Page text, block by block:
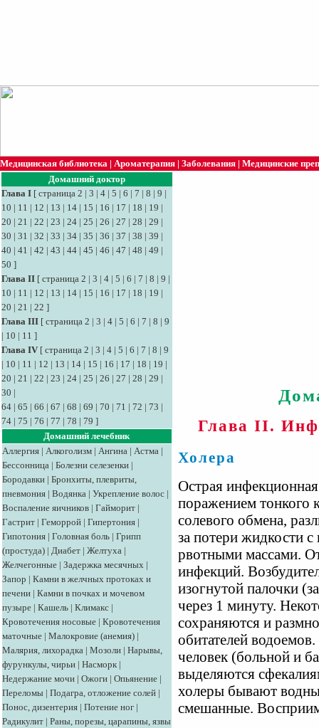
Медицинская библиотека | Ароматерапия | Заболевания | Медицинские
Домашний доктор
Глава I [ страница 2 | 3 | 4 | 5 | 6 | 7 | 8 | 9 |
10 | 11 | 12 | 13 | 14 | 15 | 16 | 17 | 18 | 19 |
20 | 21 | 22 | 23 | 24 | 25 | 26 | 27 | 28 | 29 |
30 | 31 | 32 | 33 | 34 | 35 | 36 | 37 | 38 | 39 |
40 | 41 | 42 | 43 | 44 | 45 | 46 | 47 | 48 | 49 |
50 ]
Глава II [ страница 2 | 3 | 4 | 5 | 6 | 7 | 8 | 9 |
10 | 11 | 12 | 13 | 14 | 15 | 16 | 17 | 18 | 19 |
20 | 21 | 22 ]
Глава III [ страница 2 | 3 | 4 | 5 | 6 | 7 | 8 | 9
| 10 | 11 ]
Глава IV [ страница 2 | 3 | 4 | 5 | 6 | 7 | 8 | 9
| 10 | 11 | 12 | 13 | 14 | 15 | 16 | 17 | 18 | 19 |
20 | 21 | 22 | 23 | 24 | 25 | 26 | 27 | 28 | 29 |
30 |
64 | 65 | 66 | 67 | 68 | 69 | 70 | 71 | 72 | 73 |
74 | 75 | 76 | 77 | 78 | 79 ]
Домашний лечебник
Аллергия | Алкоголизм | Ангина | Астма |
Бессонница | Болезни селезенки |
Бородавки | Бронхиты, плевриты,
пневмония | Водянка | Укрепление волос |
Воспаление яичников | Гайморит |
Гастрит | Геморрой | Гипертония |
Гипотония | Головная боль | Грипп
(простуда) | Диабет | Желтуха |
Желчегонные | Задержка месячных |
Запор | Камни в желчных протоках и
печени | Камни в почках и мочевом
пузыре | Кашель | Климакс |
Кровотечения носовые | Кровотечения
маточные | Малокровие (анемия) |
Малярия, лихорадка | Мозоли | Нарывы,
фурункулы, чирьи | Насморк |
Недержание мочи | Ожоги | Опьянение |
Переломы | Подагра, отложение солей |
Понос, дизентерия | Потение ног |
Радикулит | Раны, порезы, царапины, язвы
Глава II.
Холера
Острая
поражением тонкого
солевого обмена,
за потери жидкости
рвотными массами.
инфекций.
изогнутой палочки
через 1 минуту.
сохраняются и
обитателей
человек (больной и
выделяются
холеры бывают
смешанные.